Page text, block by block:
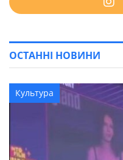
ОСТАННІ НОВИНИ
Культура